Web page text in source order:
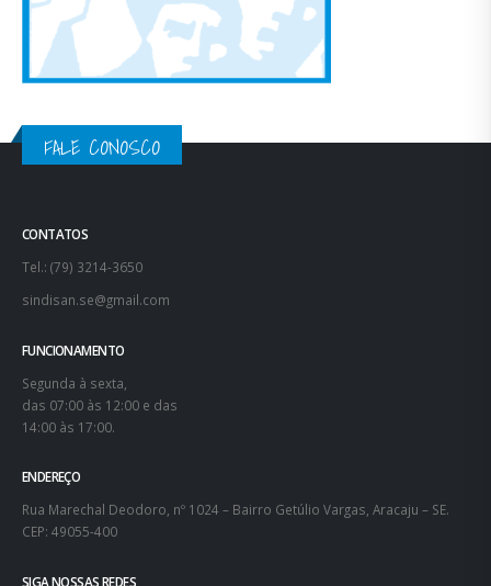
FALE CONOSCO
CONTATOS
Tel.: (79) 3214-3650
sindisan.se@gmail.com
FUNCIONAMENTO
Segunda à sexta,
das 07:00 às 12:00 e das
14:00 às 17:00.
ENDEREÇO
Rua Marechal Deodoro, nº 1024 – Bairro Getúlio Vargas, Aracaju – SE.
CEP: 49055-400
SIGA NOSSAS REDES